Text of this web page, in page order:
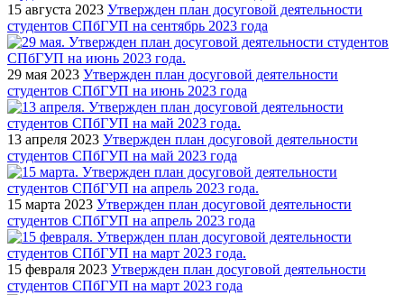
15 августа 2023 Утвержден план досуговой деятельности
студентов СПбГУП на сентябрь 2023 года
29 мая 2023 Утвержден план досуговой деятельности
студентов СПбГУП на июнь 2023 года
13 апреля 2023 Утвержден план досуговой деятельности
студентов СПбГУП на май 2023 года
15 марта 2023 Утвержден план досуговой деятельности
студентов СПбГУП на апрель 2023 года
15 февраля 2023 Утвержден план досуговой деятельности
студентов СПбГУП на март 2023 года